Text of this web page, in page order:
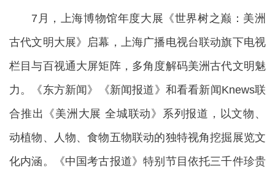
7月，上海博物馆年度大展《世界树之巅：美洲
古代文明大展》启幕，上海广播电视台联动旗下电视
栏目与百视通大屏矩阵，多角度解码美洲古代文明魅
力。《东方新闻》《新闻报道》和看看新闻Knews联
合推出《美洲大展 全城联动》系列报道，以文物、
动植物、人物、食物五物联动的独特视角挖掘展览文
化内涵。《中国考古报道》特别节目依托三千件珍贵